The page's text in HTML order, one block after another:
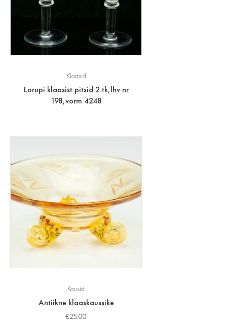
Klaasid
Lorupi klaasist pitsid 2 tk,lhv nr
198,vorm 4248
Kausid
Antiikne klaaskaussike
€25.00